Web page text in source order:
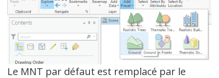
Le MNT par défaut est remplacé par le